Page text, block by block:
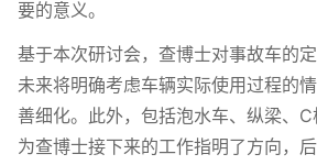
要的意义。
基于本次研讨会，查博士对事故车的定
未来将明确考虑车辆实际使用过程的
善细化。此外，包括泡水车、纵梁、C
为查博士接下来的工作指明了方向，